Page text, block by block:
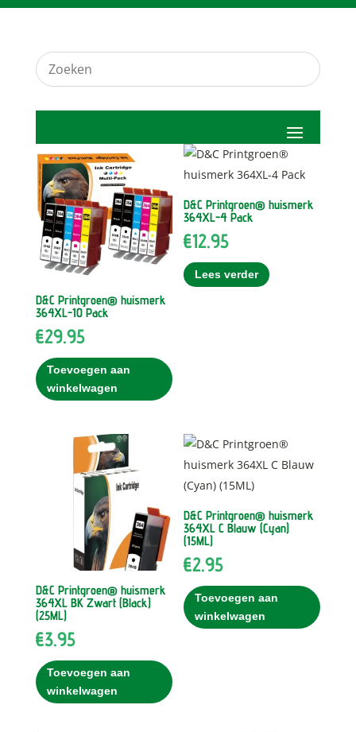
D&C Printgroen® huismerk
364XL-10 Pack
€29.95
Toevoegen aan
winkelwagen
D&C Printgroen® huismerk
364XL-4 Pack
€12.95
Lees verder
D&C Printgroen® huismerk
364XL BK Zwart (Black)
(25ML)
€3.95
Toevoegen aan
winkelwagen
D&C Printgroen® huismerk
364XL C Blauw (Cyan)
(15ML)
€2.95
Toevoegen aan
winkelwagen